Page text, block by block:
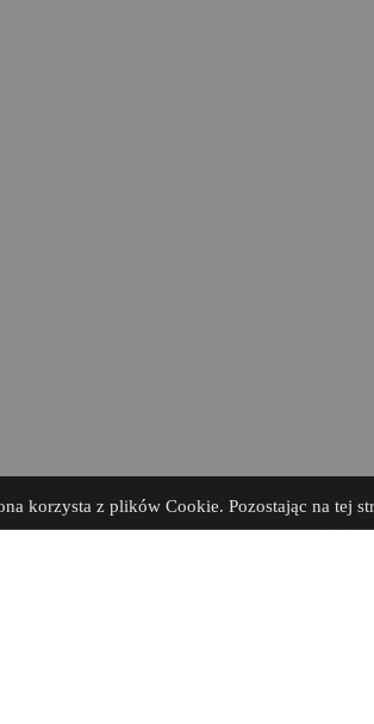
korzysta z plików Cookie. Pozostając na tej